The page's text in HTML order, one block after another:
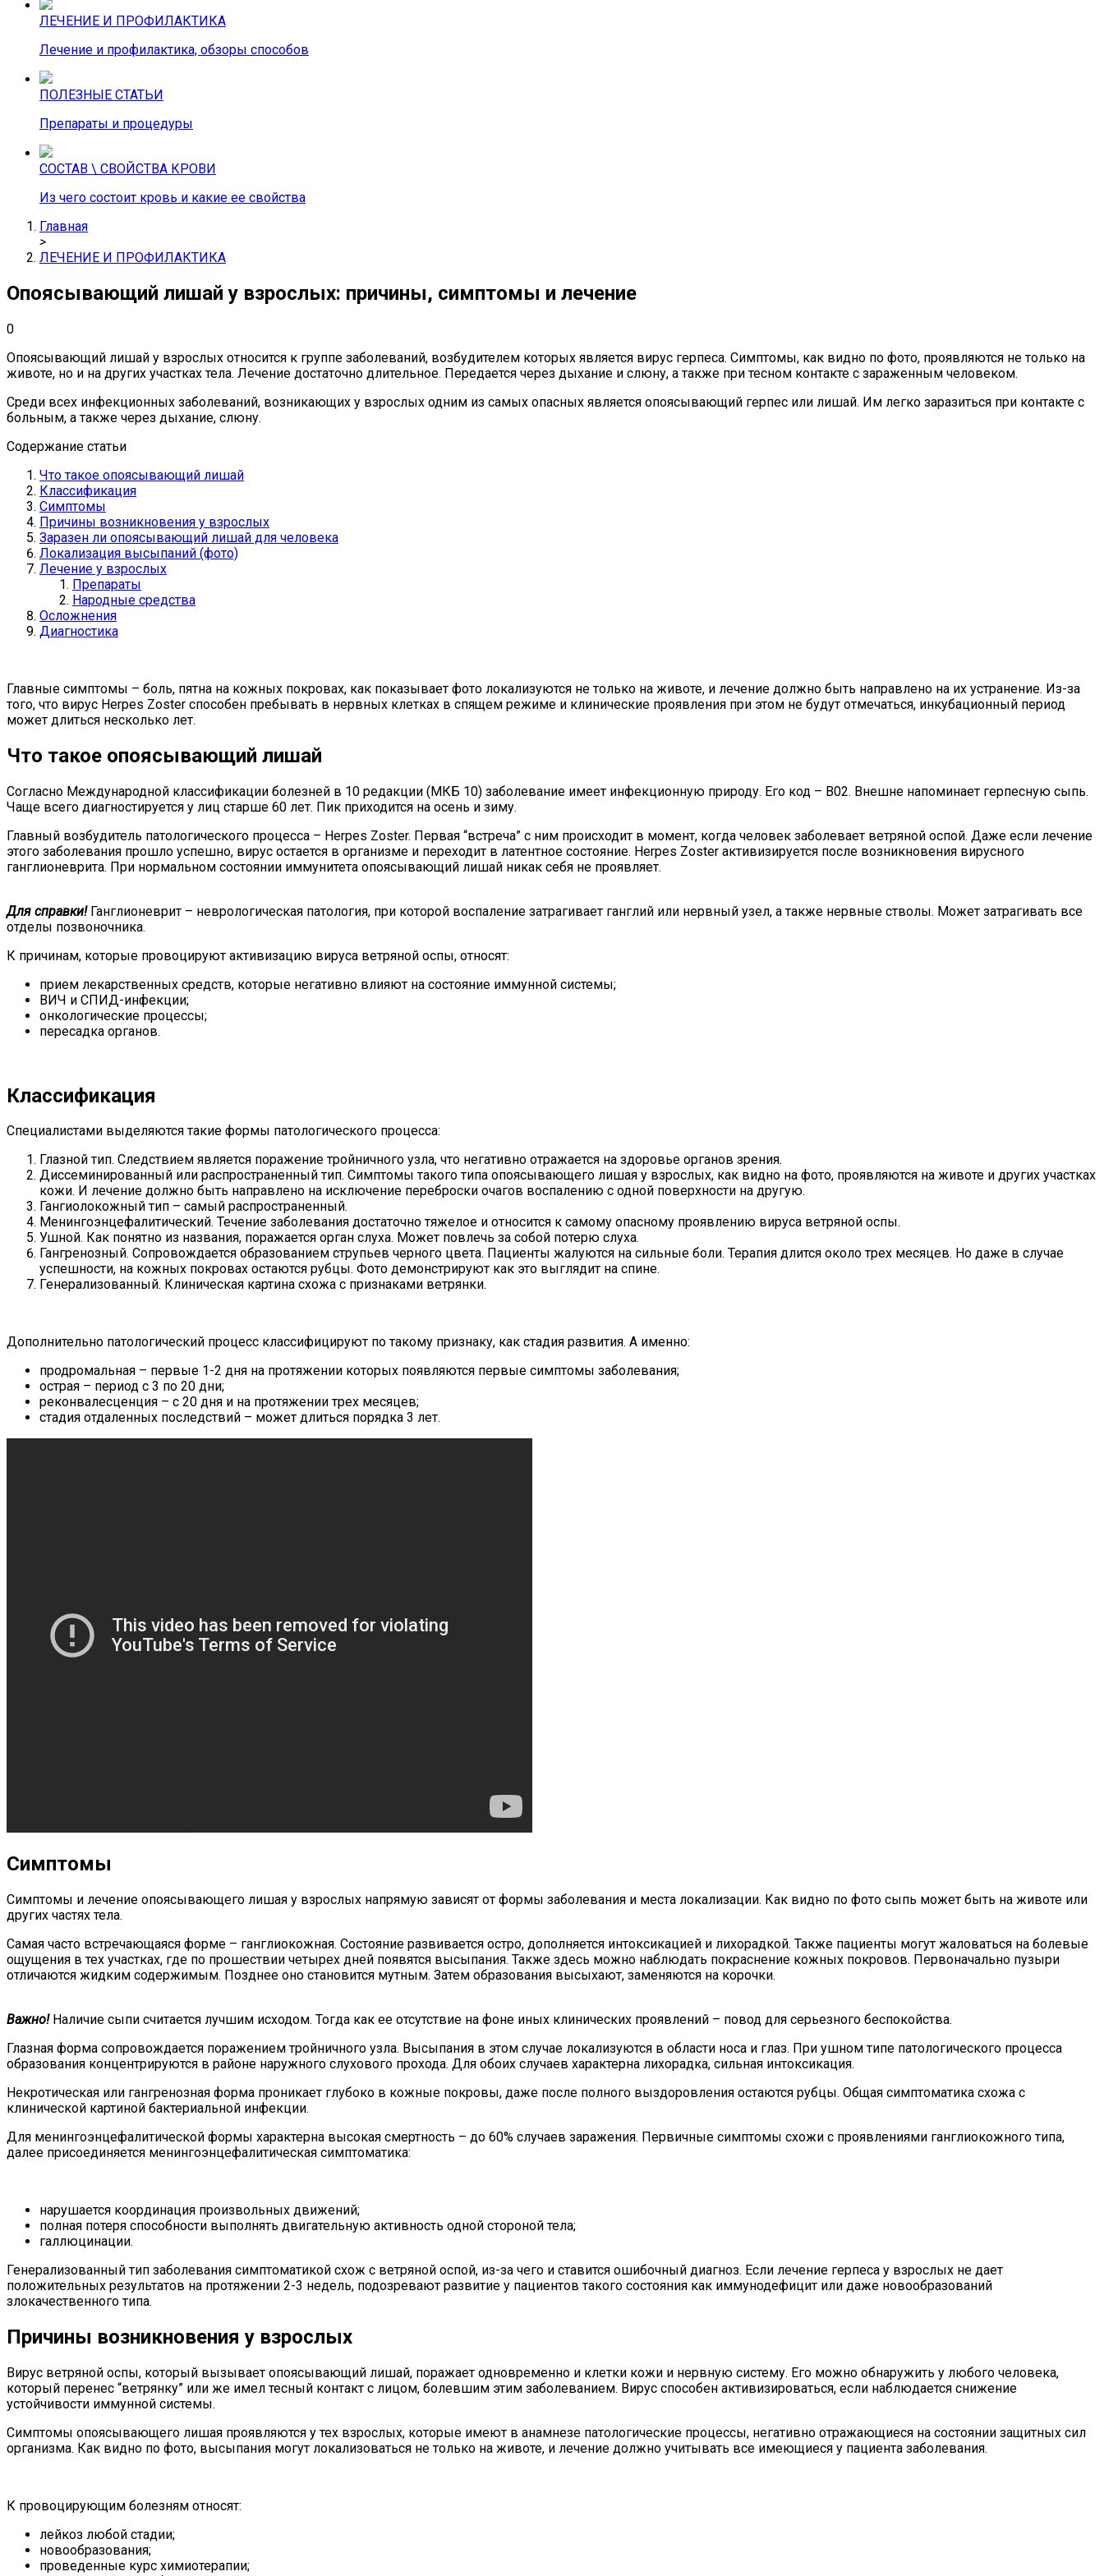
ЛЕЧЕНИЕ И ПРОФИЛАКТИКА
Лечение и профилактика, обзоры способов
ПОЛЕЗНЫЕ СТАТЬИ
Препараты и процедуры
СОСТАВ \ СВОЙСТВА КРОВИ
Из чего состоит кровь и какие ее свойства
Главная
>
ЛЕЧЕНИЕ И ПРОФИЛАКТИКА
Опоясывающий лишай у взрослых: причины, симптомы и лечение
0
Опоясывающий лишай у взрослых относится к группе заболеваний, возбудителем которых является вирус герпеса. Симптомы, как видно по фото, проявляются не только на
животе, но и на других участках тела. Лечение достаточно длительное. Передается через дыхание и слюну, а также при тесном контакте с зараженным человеком.
Среди всех инфекционных заболеваний, возникающих у взрослых одним из самых опасных является опоясывающий герпес или лишай. Им легко заразиться при контакте с
больным, а также через дыхание, слюну.
Содержание статьи
Что такое опоясывающий лишай
Классификация
Симптомы
Причины возникновения у взрослых
Заразен ли опоясывающий лишай для человека
Локализация высыпаний (фото)
Лечение у взрослых
Препараты
Народные средства
Осложнения
Диагностика
Главные симптомы – боль, пятна на кожных покровах, как показывает фото локализуются не только на животе, и лечение должно быть направлено на их устранение. Из-за
того, что вирус Herpes Zoster способен пребывать в нервных клетках в спящем режиме и клинические проявления при этом не будут отмечаться, инкубационный период
может длиться несколько лет.
Что такое опоясывающий лишай
Согласно Международной классификации болезней в 10 редакции (МКБ 10) заболевание имеет инфекционную природу. Его код – B02. Внешне напоминает герпесную сыпь.
Чаще всего диагностируется у лиц старше 60 лет. Пик приходится на осень и зиму.
Главный возбудитель патологического процесса – Herpes Zoster. Первая “встреча” с ним происходит в момент, когда человек заболевает ветряной оспой. Даже если лечение
этого заболевания прошло успешно, вирус остается в организме и переходит в латентное состояние. Herpes Zoster активизируется после возникновения вирусного
ганглионеврита. При нормальном состоянии иммунитета опоясывающий лишай никак себя не проявляет.
Для справки!Ганглионеврит – неврологическая патология, при которой воспаление затрагивает ганглий или нервный узел, а также нервные стволы. Может затрагивать все
отделы позвоночника.
К причинам, которые провоцируют активизацию вируса ветряной оспы, относят:
прием лекарственных средств, которые негативно влияют на состояние иммунной системы;
ВИЧ и СПИД-инфекции;
онкологические процессы;
пересадка органов.
Классификация
Специалистами выделяются такие формы патологического процесса:
Глазной тип. Следствием является поражение тройничного узла, что негативно отражается на здоровье органов зрения.
Диссеминированный или распространенный тип. Симптомы такого типа опоясывающего лишая у взрослых, как видно на фото, проявляются на животе и других участках
кожи. И лечение должно быть направлено на исключение переброски очагов воспалению с одной поверхности на другую.
Гангиолокожный тип – самый распространенный.
Менингоэнцефалитический. Течение заболевания достаточно тяжелое и относится к самому опасному проявлению вируса ветряной оспы.
Ушной. Как понятно из названия, поражается орган слуха. Может повлечь за собой потерю слуха.
Гангренозный. Сопровождается образованием струпьев черного цвета. Пациенты жалуются на сильные боли. Терапия длится около трех месяцев. Но даже в случае
успешности, на кожных покровах остаются рубцы. Фото демонстрируют как это выглядит на спине.
Генерализованный. Клиническая картина схожа с признаками ветрянки.
Дополнительно патологический процесс классифицируют по такому признаку, как стадия развития. А именно:
продромальная – первые 1-2 дня на протяжении которых появляются первые симптомы заболевания;
острая – период с 3 по 20 дни;
реконвалесценция – с 20 дня и на протяжении трех месяцев;
стадия отдаленных последствий – может длиться порядка 3 лет.
Симптомы
Симптомы и лечение опоясывающего лишая у взрослых напрямую зависят от формы заболевания и места локализации. Как видно по фото сыпь может быть на животе или
других частях тела.
Самая часто встречающаяся форме – ганглиокожная. Состояние развивается остро, дополняется интоксикацией и лихорадкой. Также пациенты могут жаловаться на болевые
ощущения в тех участках, где по прошествии четырех дней появятся высыпания. Также здесь можно наблюдать покраснение кожных покровов. Первоначально пузыри
отличаются жидким содержимым. Позднее оно становится мутным. Затем образования высыхают, заменяются на корочки.
Важно! Наличие сыпи считается лучшим исходом. Тогда как ее отсутствие на фоне иных клинических проявлений – повод для серьезного беспокойства.
Глазная форма сопровождается поражением тройничного узла. Высыпания в этом случае локализуются в области носа и глаз. При ушном типе патологического процесса
образования концентрируются в районе наружного слухового прохода. Для обоих случаев характерна лихорадка, сильная интоксикация.
Некротическая или гангренозная форма проникает глубоко в кожные покровы, даже после полного выздоровления остаются рубцы. Общая симптоматика схожа с
клинической картиной бактериальной инфекции.
Для менингоэнцефалитической формы характерна высокая смертность – до 60% случаев заражения. Первичные симптомы схожи с проявлениями ганглиокожного типа,
далее присоединяется менингоэнцефалитическая симптоматика:
нарушается координация произвольных движений;
полная потеря способности выполнять двигательную активность одной стороной тела;
галлюцинации.
Генерализованный тип заболевания симптоматикой схож с ветряной оспой, из-за чего и ставится ошибочный диагноз. Если лечение герпеса у взрослых не дает
положительных результатов на протяжении 2-3 недель, подозревают развитие у пациентов такого состояния как иммунодефицит или даже новообразований
злокачественного типа.
Причины возникновения у взрослых
Вирус ветряной оспы, который вызывает опоясывающий лишай, поражает одновременно и клетки кожи и нервную систему. Его можно обнаружить у любого человека,
который перенес “ветрянку” или же имел тесный контакт с лицом, болевшим этим заболеванием. Вирус способен активизироваться, если наблюдается снижение
устойчивости иммунной системы.
Симптомы опоясывающего лишая проявляются у тех взрослых, которые имеют в анамнезе патологические процессы, негативно отражающиеся на состоянии защитных сил
организма. Как видно по фото, высыпания могут локализоваться не только на животе, и лечение должно учитывать все имеющиеся у пациента заболевания.
К провоцирующим болезням относят:
лейкоз любой стадии;
новообразования;
проведенные курс химиотерапии;